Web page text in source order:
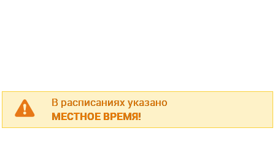
В расписаниях указано
МЕСТНОЕ ВРЕМЯ!